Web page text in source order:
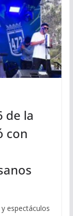
de la
con
espectáculos